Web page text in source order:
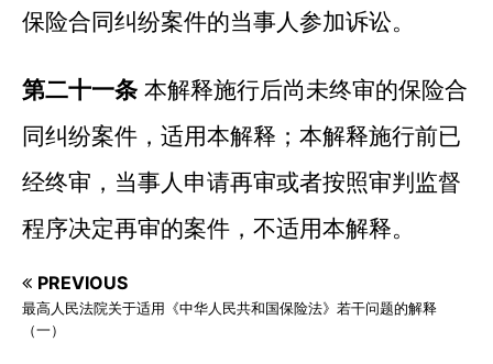
保险合同纠纷案件的当事人参加诉讼。
第二十一条 本解释施行后尚未终审的保险合
同纠纷案件，适用本解释；本解释施行前已
经终审，当事人申请再审或者按照审判监督
程序决定再审的案件，不适用本解释。
PREVIOUS
最高人民法院关于适用《中华人民共和国保险法》若干问题的解释
（一）